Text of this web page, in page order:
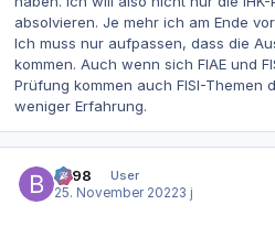
absolvieren. Je mehr ich am Ende
Ich muss nur aufpassen, dass die
kommen. Auch wenn sich FIAE und
Prüfung kommen auch FISI-Themen
weniger Erfahrung.
be98
User
25. November 20223 j